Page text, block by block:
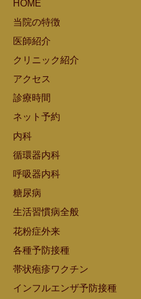
HOME
当院の特徴
医師紹介
クリニック紹介
アクセス
診療時間
ネット予約
内科
循環器内科
呼吸器内科
糖尿病
生活習慣病全般
花粉症外来
各種予防接種
帯状疱疹ワクチン
インフルエンザ予防接種